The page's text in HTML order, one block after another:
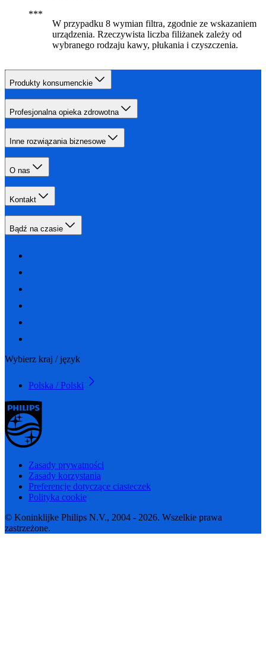
W przypadku 8 wymian filtra, zgodnie ze wskazaniem
urządzenia. Rzeczywista liczba filiżanek zależy od
wybranego rodzaju kawy, płukania i czyszczenia.
Produkty konsumenckie
Profesjonalna opieka zdrowotna
Inne rozwiązania biznesowe
O nas
Kontakt
Bądź na czasie
Wybierz kraj / język
Polska / Polski
Zasady prywatności
Zasady korzystania
Preferencje dotyczące ciasteczek
Polityka cookie
© Koninklijke Philips N.V., 2004 - 2026. Wszelkie prawa
zastrzeżone.